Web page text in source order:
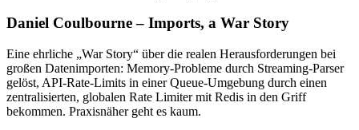
Daniel Coulbourne – Imports, a War Story
Eine ehrliche „War Story“ über die realen Herausforderungen bei
großen Datenimporten: Memory-Probleme durch Streaming-Parser
gelöst, API-Rate-Limits in einer Queue-Umgebung durch einen
zentralisierten, globalen Rate Limiter mit Redis in den Griff
bekommen. Praxisnäher geht es kaum.